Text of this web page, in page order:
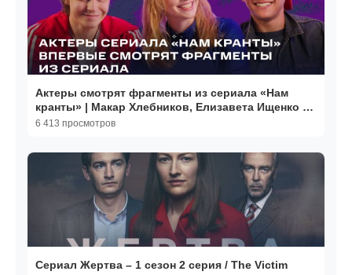
Актеры смотрят фрагменты из сериала «Нам
кранты» | Макар Хлебников, Елизавета Ищенко и
Антон Шокалюк
6 413 просмотров
Сериал Жертва – 1 сезон 2 серия / The Victim